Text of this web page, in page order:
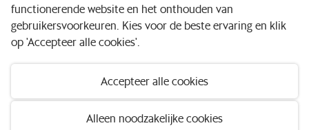
functionerende website en het onthouden van
gebruikersvoorkeuren. Kies voor de beste ervaring en klik
op 'Accepteer alle cookies'.
Accepteer alle cookies
Alleen noodzakelijke cookies
Volg ons op:
© 2026 Pensioenfonds Metaal en Techniek